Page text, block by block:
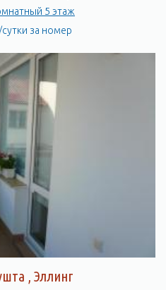
5 этаж
за номер
, Эллинг